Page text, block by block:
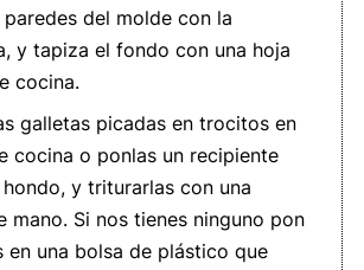
paredes del molde con la
y tapiza el fondo con una hoja
cocina.
galletas picadas en trocitos en
cocina o ponlas un recipiente
y triturarlas con una
mano. Si nos tienes ninguno pon
en una bolsa de plástico que